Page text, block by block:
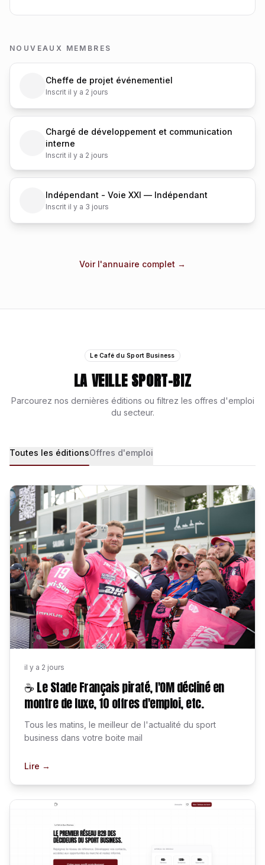
NOUVEAUX MEMBRES
Cheffe de projet événementiel
Inscrit il y a 2 jours
Chargé de développement et communication
interne
Inscrit il y a 2 jours
Indépendant - Voie XXI — Indépendant
Inscrit il y a 3 jours
Voir l'annuaire complet →
Le Café du Sport Business
LA VEILLE SPORT-BIZ
Parcourez nos dernières éditions ou filtrez les offres d'emploi
du secteur.
Toutes les éditionsOffres d'emploi
il y a 2 jours
☕ Le Stade Français piraté, l'OM décliné en
montre de luxe, 10 offres d'emploi, etc.
Tous les matins, le meilleur de l'actualité du sport
business dans votre boite mail
Lire →